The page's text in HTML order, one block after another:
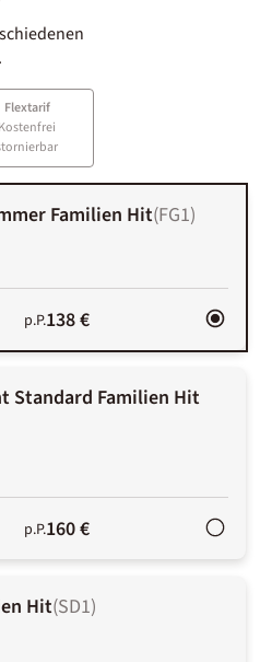
Flextarif
Kostenfrei
Familien Hit(FG1)
p.P.138 €
Standard Familien Hit
p.P.160 €
Hit(SD1)